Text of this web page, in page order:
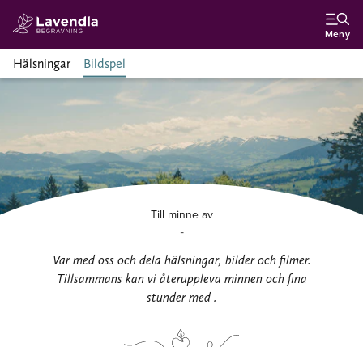
Meny
Hälsningar Bildspel
Till minne av
-
Var med oss och dela hälsningar, bilder och filmer.
Tillsammans kan vi återuppleva minnen och fina
stunder med .